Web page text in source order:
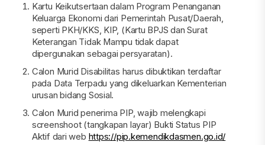
Kartu Keikutsertaan dalam Program Penanganan
Keluarga Ekonomi dari Pemerintah Pusat/Daerah,
seperti PKH/KKS, KIP, (Kartu BPJS dan Surat
Keterangan Tidak Mampu tidak dapat
dipergunakan sebagai persyaratan).
Calon Murid Disabilitas harus dibuktikan terdaftar
pada Data Terpadu yang dikeluarkan Kementerian
urusan bidang Sosial.
Calon Murid penerima PIP, wajib melengkapi
screenshoot (tangkapan layar) Bukti Status PIP
Aktif dari web https://pip.kemendikdasmen.go.id/